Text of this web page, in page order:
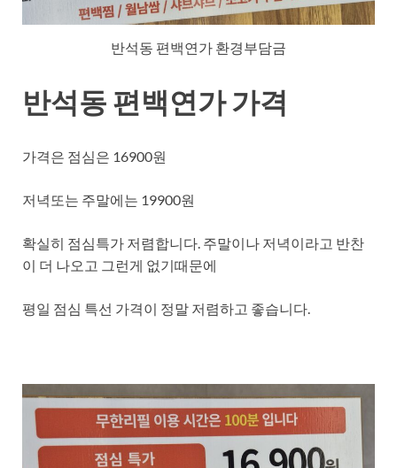
반석동 편백연가 환경부담금
반석동 편백연가 가격
가격은 점심은 16900원
저녁또는 주말에는 19900원
확실히 점심특가 저렴합니다. 주말이나 저녁이라고 반찬
이 더 나오고 그런게 없기때문에
평일 점심 특선 가격이 정말 저렴하고 좋습니다.